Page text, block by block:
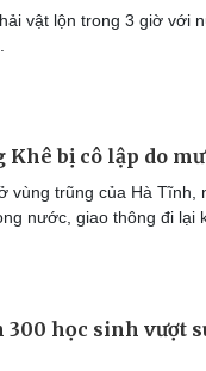
vật lộn trong 3 giờ với
Khê bị cô lập do
vùng trũng của Hà Tĩnh,
nước, giao thông đi lại
300 học sinh vượt